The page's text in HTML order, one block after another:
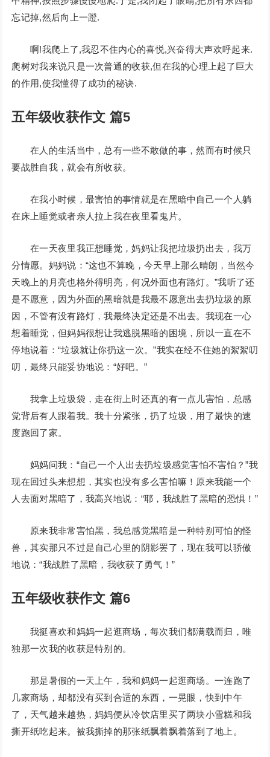
忘记掉,然后向上一蹬.
啊!我爬上了,我忍不住内心的喜悦,兴奋得大声欢呼起来.
爬树对我来说只是一次普通的收获,但在我的心理上起了巨大
的作用,使我懂得了成功的秘诀.
五年级收获作文 篇5
在人的生活当中，总有一些不敢做的事，然而有时候只
要战胜自我，就会有所收获。
在我小时候，最害怕的事情就是在黑暗中自己一个人躺
在床上睡觉或者亲人拉上我在夜里看鬼片。
在一天夜里我正想睡觉，妈妈让我把垃圾扔出去，我万
分情愿。妈妈说：“这也不算晚，今天早上那么晴朗，当然今
天晚上的月亮也格外得明亮，何况外面也有路灯。”我听了还
是不愿意，因为外面的黑暗就是我最不愿意出去扔垃圾的原
因，不管有没有路灯，我最终决定还是不出去。我现在一心
想着睡觉，但妈妈很想让我逃脱黑暗的困境，所以一直在不
停地说着：“垃圾就让你扔这一次。”我实在经不住她的絮絮叨
叨，最终只能妥协地说：“好吧。”
我拿上垃圾袋，走在街上时还真的有一点儿害怕，总感
觉背后有人跟着我。我十分紧张，扔了垃圾，用了最快的速
度跑回了家。
妈妈问我：“自己一个人出去扔垃圾感觉害怕不害怕？”我
现在回过头来想想，其实也没有多么害怕嘛！原来我能一个
人去面对黑暗了，我高兴地说：“耶，我战胜了黑暗的恐惧！”
原来我非常害怕黑，我总感觉黑暗是一种特别可怕的怪
兽，其实那只不过是自己心里的阴影罢了，现在我可以骄傲
地说：“我战胜了黑暗，我收获了勇气！”
五年级收获作文 篇6
我挺喜欢和妈妈一起逛商场，每次我们都满载而归，唯
独那一次我的收获是特别的。
那是暑假的一天上午，我和妈妈一起逛商场。一连跑了
几家商场，却都没有买到合适的东西，一晃眼，快到中午
了，天气越来越热，妈妈便从冷饮店里买了两块小雪糕和我
撕开纸吃起来。被我撕掉的那张纸飘着飘着落到了地上。